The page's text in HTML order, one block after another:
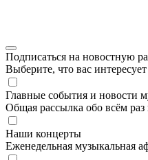
Подписаться на новостную
Выберите, что вас интересует
Главные события и новости
Общая рассылка обо всём раз
Наши концерты
Еженедельная музыкальная